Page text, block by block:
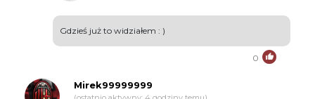
Gdzieś już to widziałem : )
0
Mirek99999999